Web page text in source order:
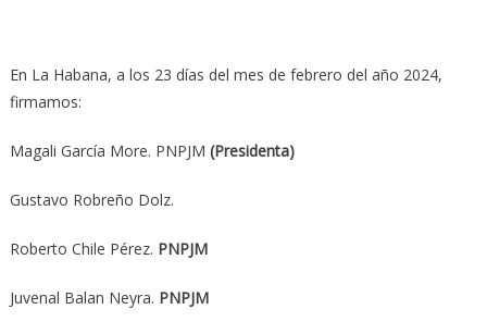
En La Habana, a los 23 días del mes de febrero del año 2024,
firmamos:
Magali García More. PNPJM (Presidenta)
Gustavo Robreño Dolz.
Roberto Chile Pérez. PNPJM
Juvenal Balan Neyra. PNPJM